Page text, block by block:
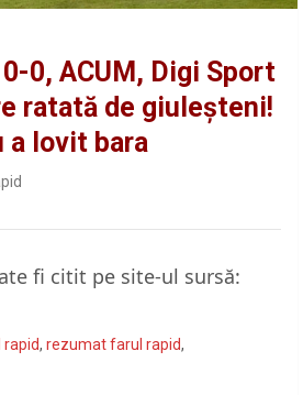
0, ACUM, Digi Sport
ratată de giuleșteni!
a lovit bara
fi citit pe site-ul sursă:
, rezumat farul rapid,